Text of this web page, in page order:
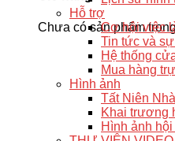
Chưa có sản phẩm
Hỗ trợ
Cơ hội việc
Tin tức và
Hệ thống
Mua hàng
Hình ảnh
Tất Niên
Khai trương
Hình ảnh